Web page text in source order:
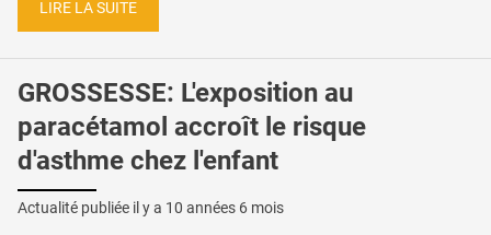
LIRE LA SUITE
GROSSESSE: L'exposition au
paracétamol accroît le risque
d'asthme chez l'enfant
Actualité publiée il y a 10 années 6 mois